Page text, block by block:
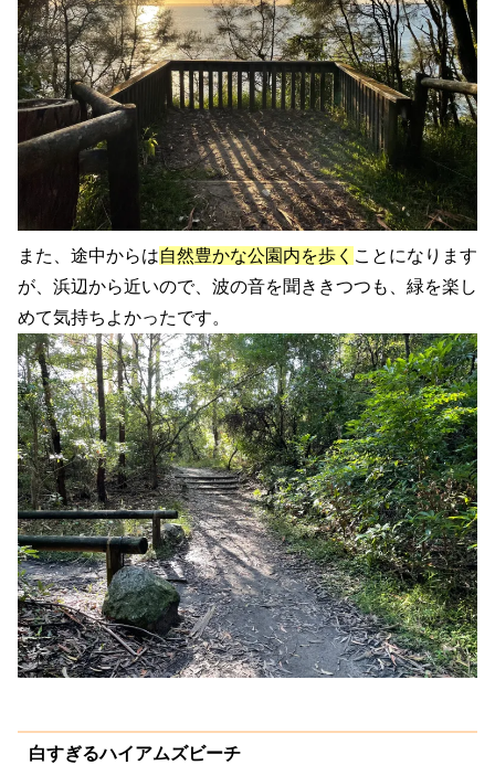
また、途中からは自然豊かな公園内を歩く ことになります
が、浜辺から近いので、波の音を聞ききつつも、緑を楽し
めて気持ちよかったです。
白すぎるハイアムズビーチ